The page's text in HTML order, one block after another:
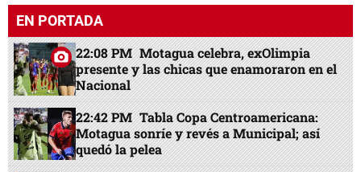
EN PORTADA
22:08 PM Motagua celebra, exOlimpia
presente y las chicas que enamoraron en el
Nacional
22:42 PM Tabla Copa Centroamericana:
Motagua sonríe y revés a Municipal; así
quedó la pelea